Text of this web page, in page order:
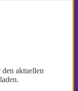
aktuellen